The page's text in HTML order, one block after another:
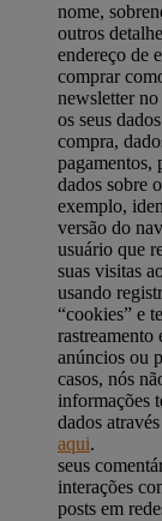
nome,
outros
endereço de
comprar
newsletter
os seus
compra,
pagamentos,
dados sobre
exemplo,
versão do
usuário que
suas visitas
usando
“cookies” e
rastreamento
anúncios ou
casos, nós
informações
dados
aqui.
seus
interações
posts em